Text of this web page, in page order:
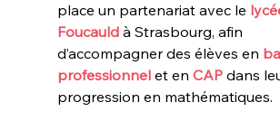
place un partenariat avec le
Foucauld à Strasbourg, afin
d’accompagner des élèves en
professionnel et en CAP dans
progression en mathématiques.